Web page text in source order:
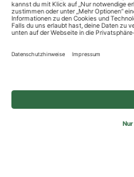
© 2026